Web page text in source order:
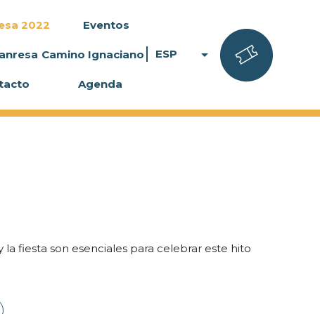
2022 Eventos
Camino Ignaciano
Agenda
ESP arrow_drop_down
fiesta son esenciales para celebrar este hito